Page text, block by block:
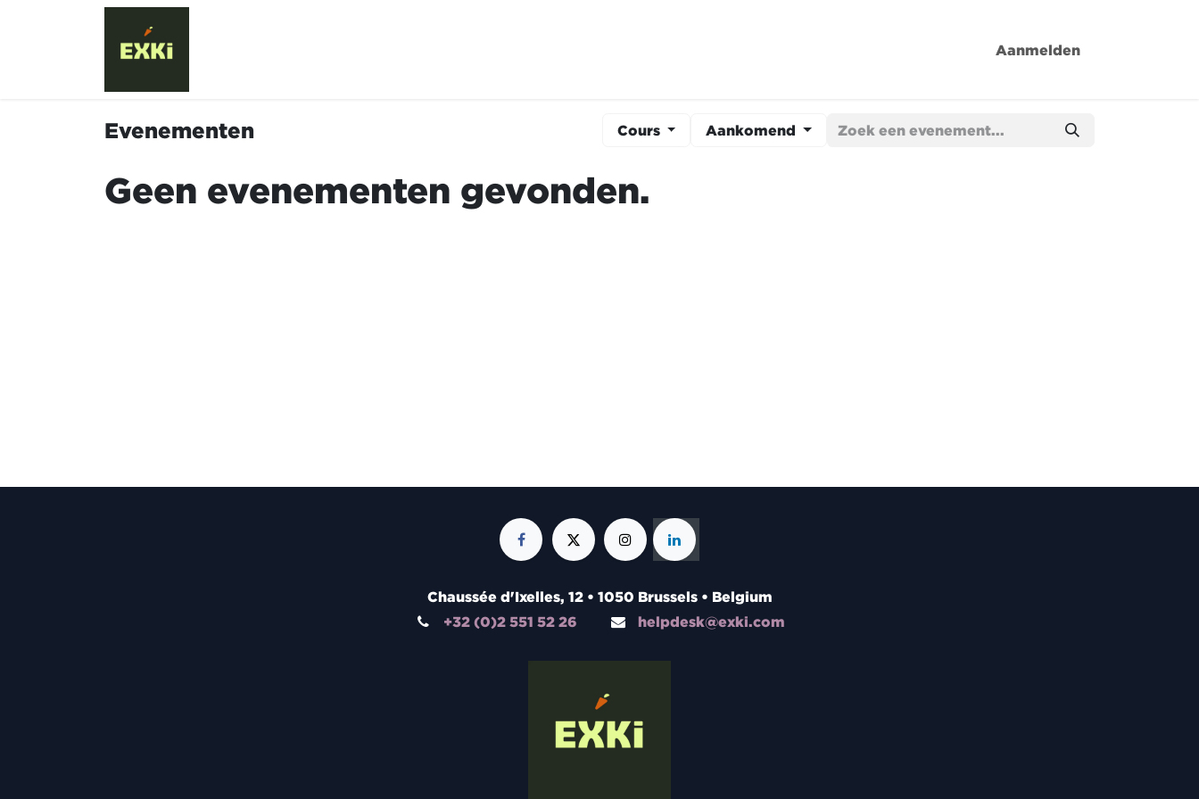
Overslaan naar inhoud
Aanmelden
Evenementen Cours Aankomend
Geen evenementen gevonden.
Chaussée d'Ixelles, 12 • 1050 Brussels • Belgium
+32 (0)2 551 52 26
helpdesk@exki.com